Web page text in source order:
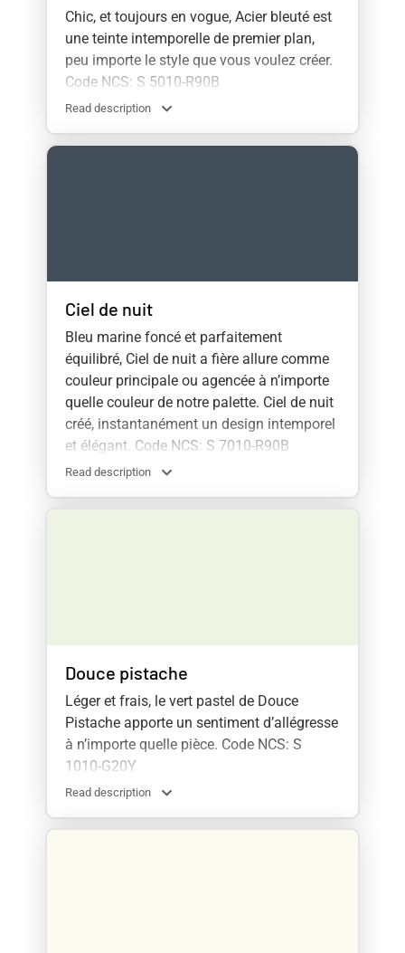
Chic, et toujours en vogue, Acier bleuté est
une teinte intemporelle de premier plan,
peu importe le style que vous voulez créer.
Code NCS: S 5010-R90B
Read description
Ciel de nuit
Bleu marine foncé et parfaitement
équilibré, Ciel de nuit a fière allure comme
couleur principale ou agencée à n’importe
quelle couleur de notre palette. Ciel de nuit
créé, instantanément un design intemporel
et élégant. Code NCS: S 7010-R90B
Read description
Douce pistache
Léger et frais, le vert pastel de Douce
Pistache apporte un sentiment d’allégresse
à n’importe quelle pièce. Code NCS: S
1010-G20Y
Read description